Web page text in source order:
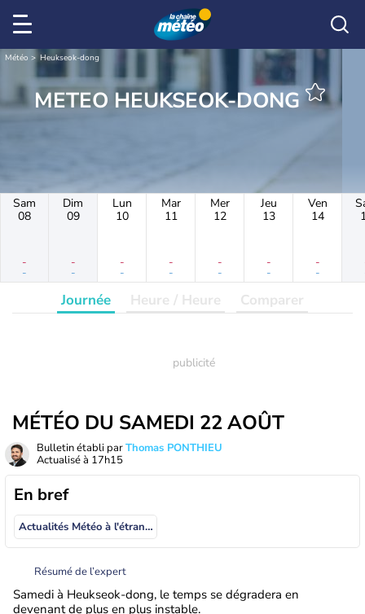
Météo Heukseok-dong
METEO HEUKSEOK-DONG
Sam
08
-
-
Dim
09
-
-
Lun
10
-
-
Mar
11
-
-
Mer
12
-
-
Jeu
13
-
-
Ven
14
-
-
Journée Heure / Heure Comparer
MÉTÉO DU SAMEDI 22 AOÛT
Bulletin établi parThomas PONTHIEU
Actualisé à 17h15
En bref
Actualités Météo à l'étranger
Résumé de l’expert
Samedi à Heukseok-dong, le temps se dégradera en
devenant de plus en plus instable.